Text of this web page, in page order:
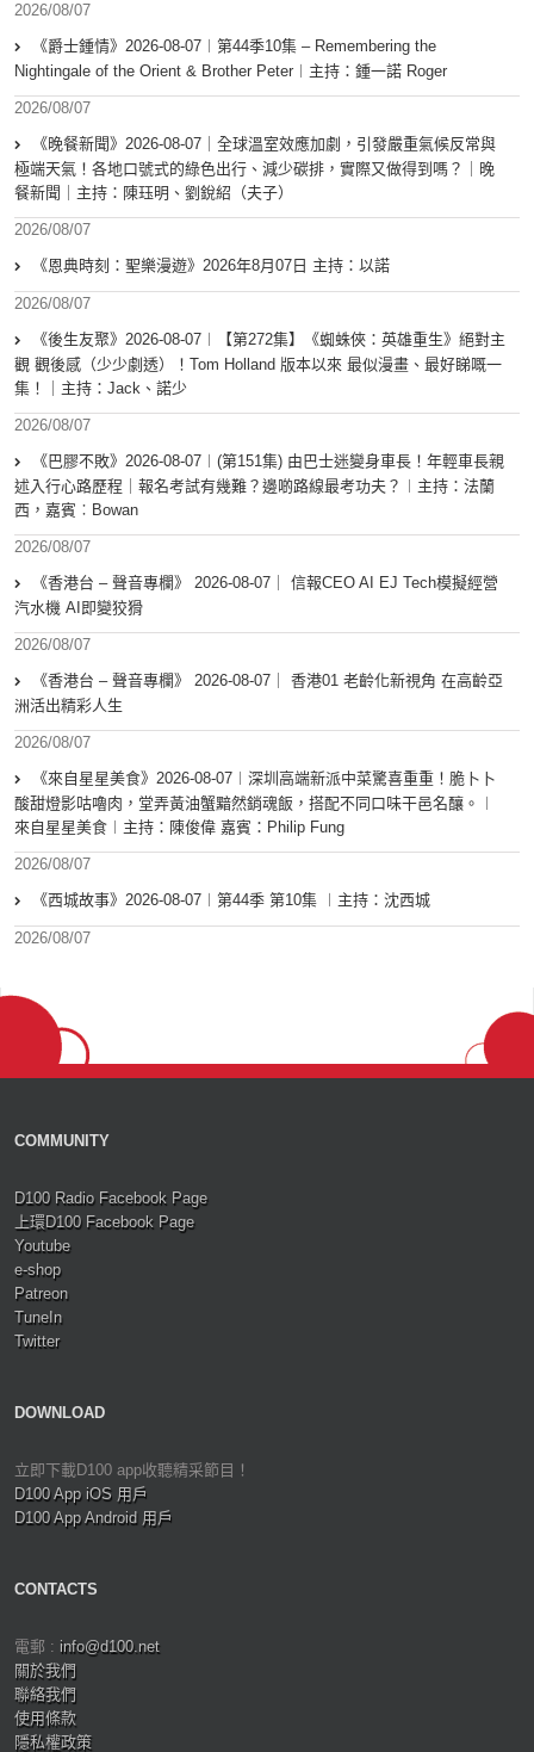
2026/08/07
《爵士鍾情》2026-08-07︱第44季10集 – Remembering the
Nightingale of the Orient & Brother Peter︱主持：鍾一諾 Roger
2026/08/07
《晚餐新聞》2026-08-07｜全球溫室效應加劇，引發嚴重氣候反常與
極端天氣！各地口號式的綠色出行、減少碳排，實際又做得到嗎？｜晚
餐新聞｜主持：陳珏明、劉銳紹（夫子）
2026/08/07
《恩典時刻：聖樂漫遊》2026年8月07日 主持：以諾
2026/08/07
《後生友聚》2026-08-07︱【第272集】《蜘蛛俠：英雄重生》絕對主
觀 觀後感（少少劇透）！Tom Holland 版本以來 最似漫畫、最好睇嘅一
集！｜主持：Jack、諾少
2026/08/07
《巴膠不敗》2026-08-07︱(第151集) 由巴士迷變身車長！年輕車長親
述入行心路歷程｜報名考試有幾難？邊啲路線最考功夫？︱主持：法蘭
西，嘉賓︰Bowan
2026/08/07
《香港台 – 聲音專欄》 2026-08-07｜ 信報CEO AI EJ Tech模擬經營
汽水機 AI即變狡猾
2026/08/07
《香港台 – 聲音專欄》 2026-08-07｜ 香港01 老齡化新視角 在高齡亞
洲活出精彩人生
2026/08/07
《來自星星美食》2026-08-07︱深圳高端新派中菜驚喜重重！脆卜卜
酸甜燈影咕嚕肉，堂弄黃油蟹黯然銷魂飯，搭配不同口味干邑名釀。︱
來自星星美食︱主持：陳俊偉 嘉賓：Philip Fung
2026/08/07
《西城故事》2026-08-07︱第44季 第10集 ︱主持：沈西城
2026/08/07
COMMUNITY
D100 Radio Facebook Page
上環D100 Facebook Page
Youtube
e-shop
Patreon
TuneIn
Twitter
DOWNLOAD
立即下載D100 app收聽精采節目！
D100 App iOS 用戶
D100 App Android 用戶
CONTACTS
電郵 : info@d100.net
關於我們
聯絡我們
使用條款
隱私權政策